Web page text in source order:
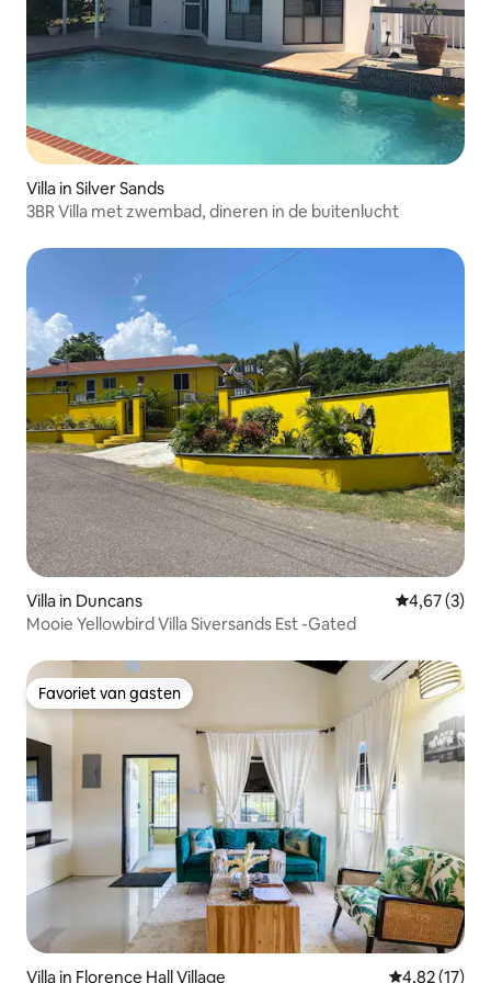
Villa in Silver Sands
3BR Villa met zwembad, dineren in de buitenlucht
Villa in Duncans
4,67 (3)
Mooie Yellowbird Villa Siversands Est -Gated
Favoriet van gasten
Favoriet van gasten
Villa in Florence Hall Village Gemiddelde
4,82 (17)